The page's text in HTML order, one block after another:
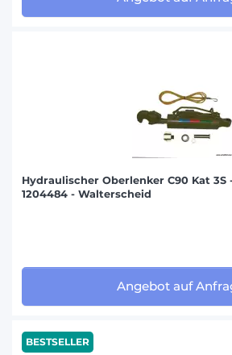
Hydraulischer Oberlenker C90 Kat 3S
1204484 - Walterscheid
Angebot auf
BESTSELLER